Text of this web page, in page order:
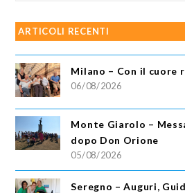
ARTICOLI RECENTI
Milano – Con il cuore
06/08/2026
Monte Giarolo –
dopo Don Orione
05/08/2026
Seregno – Auguri,